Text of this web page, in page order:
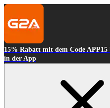
15% Rabatt mit dem Code
in der App